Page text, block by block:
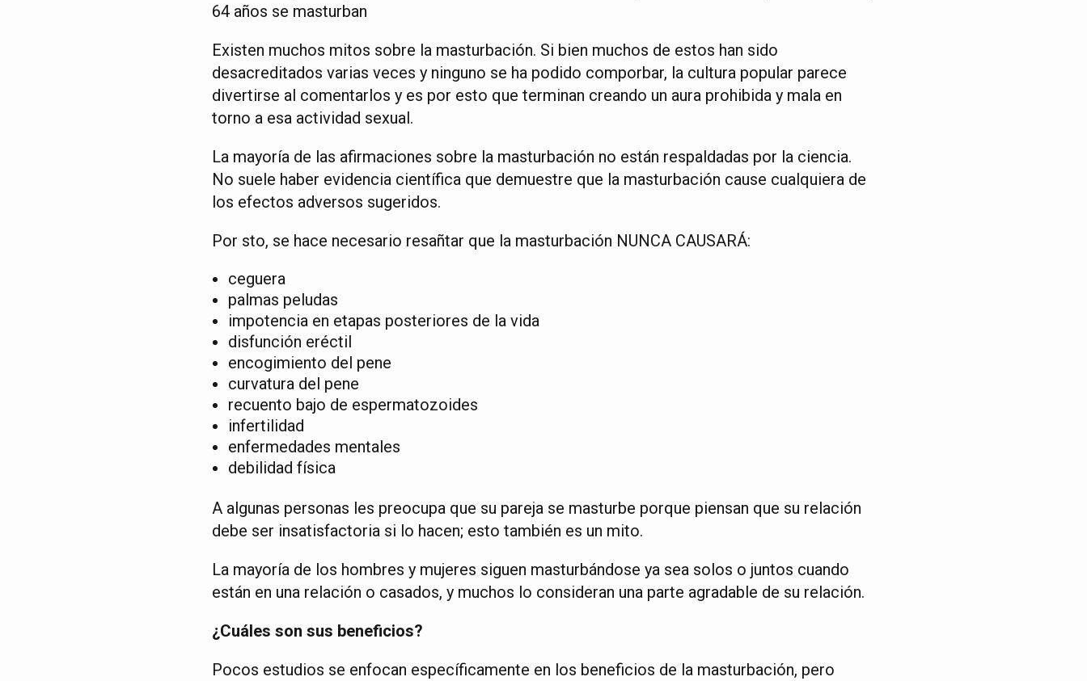
64 años se masturban
Existen muchos mitos sobre la masturbación. Si bien muchos de estos han sido
desacreditados varias veces y ninguno se ha podido comporbar, la cultura popular parece
divertirse al comentarlos y es por esto que terminan creando un aura prohibida y mala en
torno a esa actividad sexual.
La mayoría de las afirmaciones sobre la masturbación no están respaldadas por la ciencia.
No suele haber evidencia científica que demuestre que la masturbación cause cualquiera de
los efectos adversos sugeridos.
Por sto, se hace necesario resañtar que la masturbación NUNCA CAUSARÁ:
ceguera
palmas peludas
impotencia en etapas posteriores de la vida
disfunción eréctil
encogimiento del pene
curvatura del pene
recuento bajo de espermatozoides
infertilidad
enfermedades mentales
debilidad física
A algunas personas les preocupa que su pareja se masturbe porque piensan que su relación
debe ser insatisfactoria si lo hacen; esto también es un mito.
La mayoría de los hombres y mujeres siguen masturbándose ya sea solos o juntos cuando
están en una relación o casados, y muchos lo consideran una parte agradable de su relación.
¿Cuáles son sus beneficios?
Pocos estudios se enfocan específicamente en los beneficios de la masturbación, pero